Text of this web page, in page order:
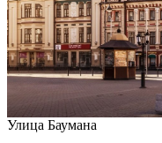
Улица Баумана